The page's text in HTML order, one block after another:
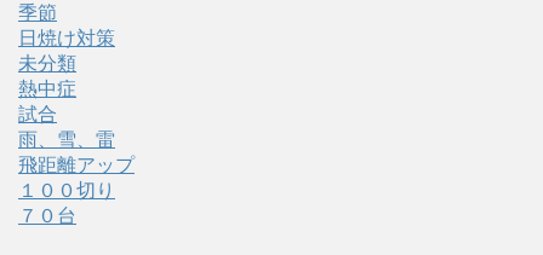
季節
日焼け対策
未分類
熱中症
試合
雨、雪、雷
飛距離アップ
１００切り
７０台